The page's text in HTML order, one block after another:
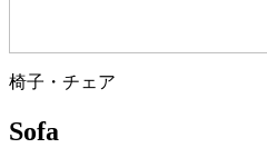
椅子・チェア
Sofa